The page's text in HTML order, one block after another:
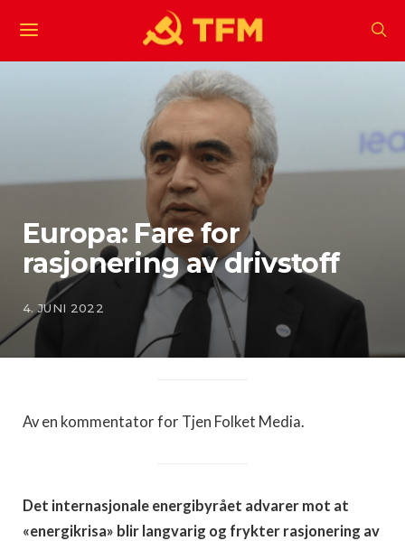
Europa: Fare for
rasjonering av drivstoff
4. JUNI 2022
Av en kommentator for Tjen Folket Media.
Det internasjonale energibyrået advarer mot at
«energikrisa» blir langvarig og frykter rasjonering av